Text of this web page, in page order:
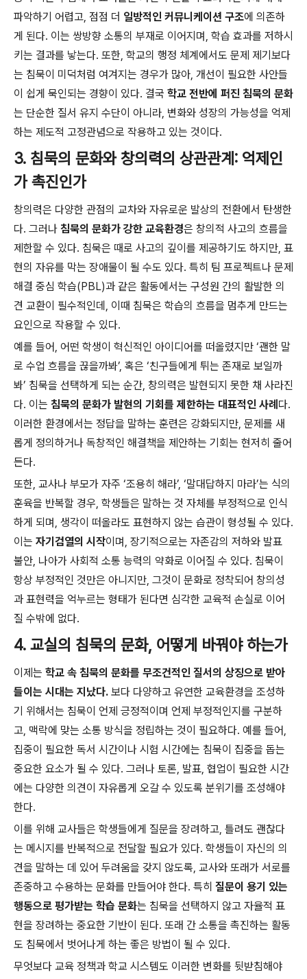
파악하기 어렵고, 점점 더 일방적인 커뮤니케이션 구조에 의존하
게 된다. 이는 쌍방향 소통의 부재로 이어지며, 학습 효과를 저하시
키는 결과를 낳는다. 또한, 학교의 행정 체계에서도 문제 제기보다
는 침묵이 미덕처럼 여겨지는 경우가 많아, 개선이 필요한 사안들
이 쉽게 묵인되는 경향이 있다. 결국 학교 전반에 퍼진 침묵의 문화
는 단순한 질서 유지 수단이 아니라, 변화와 성장의 가능성을 억제
하는 제도적 고정관념으로 작용하고 있는 것이다.
3. 침묵의 문화와 창의력의 상관관계: 억제인
가 촉진인가
창의력은 다양한 관점의 교차와 자유로운 발상의 전환에서 탄생한
다. 그러나 침묵의 문화가 강한 교육환경은 창의적 사고의 흐름을
제한할 수 있다. 침묵은 때로 사고의 깊이를 제공하기도 하지만, 표
현의 자유를 막는 장애물이 될 수도 있다. 특히 팀 프로젝트나 문제
해결 중심 학습(PBL)과 같은 활동에서는 구성원 간의 활발한 의
견 교환이 필수적인데, 이때 침묵은 학습의 흐름을 멈추게 만드는
요인으로 작용할 수 있다.
예를 들어, 어떤 학생이 혁신적인 아이디어를 떠올렸지만 ‘괜한 말
로 수업 흐름을 끊을까봐’, 혹은 ‘친구들에게 튀는 존재로 보일까
봐’ 침묵을 선택하게 되는 순간, 창의력은 발현되지 못한 채 사라진
다. 이는 침묵의 문화가 발현의 기회를 제한하는 대표적인 사례 다.
이러한 환경에서는 정답을 말하는 훈련은 강화되지만, 문제를 새
롭게 정의하거나 독창적인 해결책을 제안하는 기회는 현저히 줄어
든다.
또한, 교사나 부모가 자주 ‘조용히 해라’, ‘말대답하지 마라’는 식의
훈육을 반복할 경우, 학생들은 말하는 것 자체를 부정적으로 인식
하게 되며, 생각이 떠올라도 표현하지 않는 습관이 형성될 수 있다.
이는 자기검열의 시작이며, 장기적으로는 자존감의 저하와 발표
불안, 나아가 사회적 소통 능력의 약화로 이어질 수 있다. 침묵이
항상 부정적인 것만은 아니지만, 그것이 문화로 정착되어 창의성
과 표현력을 억누르는 형태가 된다면 심각한 교육적 손실로 이어
질 수밖에 없다.
4. 교실의 침묵의 문화, 어떻게 바꿔야 하는가
이제는 학교 속 침묵의 문화를 무조건적인 질서의 상징으로 받아
들이는 시대는 지났다. 보다 다양하고 유연한 교육환경을 조성하
기 위해서는 침묵이 언제 긍정적이며 언제 부정적인지를 구분하
고, 맥락에 맞는 소통 방식을 정립하는 것이 필요하다. 예를 들어,
집중이 필요한 독서 시간이나 시험 시간에는 침묵이 집중을 돕는
중요한 요소가 될 수 있다. 그러나 토론, 발표, 협업이 필요한 시간
에는 다양한 의견이 자유롭게 오갈 수 있도록 분위기를 조성해야
한다.
이를 위해 교사들은 학생들에게 질문을 장려하고, 틀려도 괜찮다
는 메시지를 반복적으로 전달할 필요가 있다. 학생들이 자신의 의
견을 말하는 데 있어 두려움을 갖지 않도록, 교사와 또래가 서로를
존중하고 수용하는 문화를 만들어야 한다. 특히 질문이 용기 있는
행동으로 평가받는 학습 문화는 침묵을 선택하지 않고 자율적 표
현을 장려하는 중요한 기반이 된다. 또래 간 소통을 촉진하는 활동
도 침묵에서 벗어나게 하는 좋은 방법이 될 수 있다.
무엇보다 교육 정책과 학교 시스템도 이러한 변화를 뒷받침해야